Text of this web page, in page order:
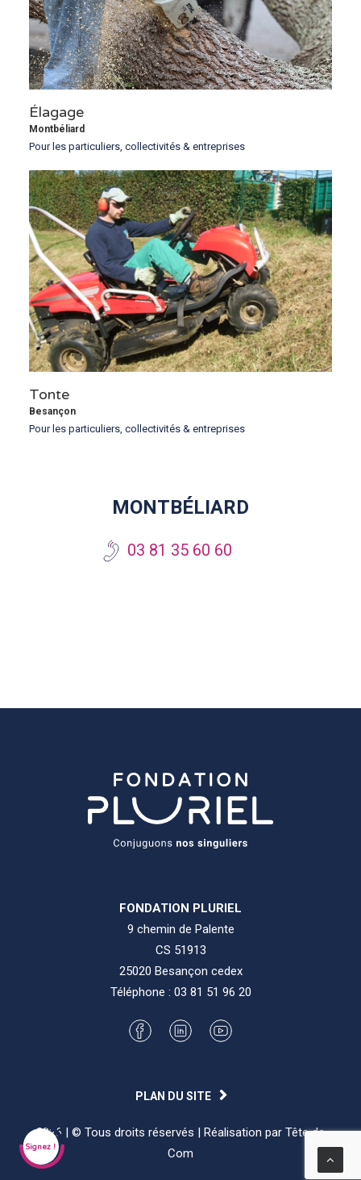
Élagage
Montbéliard
Pour les particuliers, collectivités & entreprises
Tonte
Besançon
Pour les particuliers, collectivités & entreprises
MONTBÉLIARD
03 81 35 60 60
FONDATION PLURIEL
9 chemin de Palente
CS 51913
25020 Besançon cedex
Téléphone : 03 81 51 96 20
2026 | © Tous droits réservés | Réalisation par Tête de
Com
Signez !